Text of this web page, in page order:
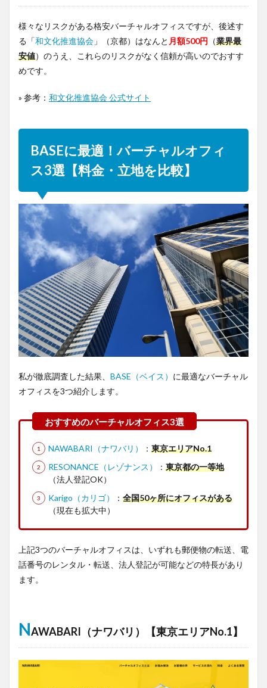
様々なリスクがある格安バーチャルオフィスですが、後述す
る「和文化推進協会 」（京都）はなんと 月額500円 （業界最
安値）のうえ、これらのリスクがなく信頼が高いのでおすす
めです。
» 参考： 和文化推進協会 公式サイト
BASEに最適！バーチャルオフィ
ス3選【料金・立地を比較】
私が徹底調査した結果、 BASE（ベイス） に最適なバーチャル
オフィスを3つ紹介します。
NAWABARI（ナワバリ） ： 東京エリアNo.1
RESONANCE（レゾナンス）
： 東京都の一等地
（法人登記OK）
Karigo（カリゴ）
： 全国50ヶ所にオフィスがある
（現在も拡大中）
上記3つのバーチャルオフィスは、いずれも郵便物の転送、電
話番号のレンタル・転送、法人登記が可能などの特長があり
ます。
NAWABARI（ナワバリ）【東京エリアNo.1】